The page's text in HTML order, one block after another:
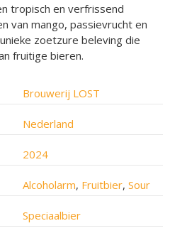
tropisch en verfrissend
van mango, passievrucht en
zoetzure beleving die
fruitige bieren.
Brouwerij LOST
Nederland
2024
Alcoholarm, Fruitbier, Sour
Speciaalbier